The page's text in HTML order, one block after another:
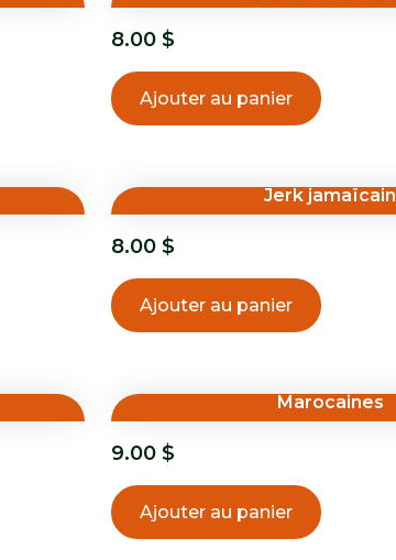
8.00 $
Ajouter au panier
Jerk jamaïcain
8.00 $
Ajouter au panier
Marocaines
9.00 $
Ajouter au panier